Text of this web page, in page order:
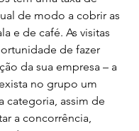
de modo a cobrir as
e de café. As visitas
de fazer
da sua empresa – a
no grupo um
categoria, assim de
a concorrência,